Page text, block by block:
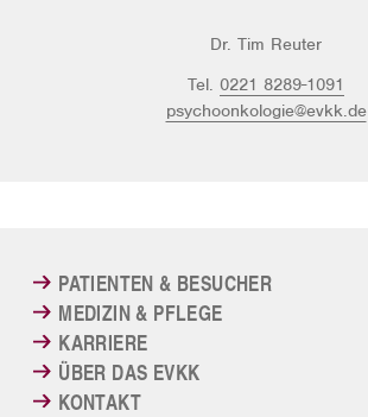
Dr. Tim Reuter
Tel. 0221 8289-1091
psychoonkologie@evkk.de
PATIENTEN & BESUCHER
MEDIZIN & PFLEGE
KARRIERE
ÜBER DAS EVKK
KONTAKT